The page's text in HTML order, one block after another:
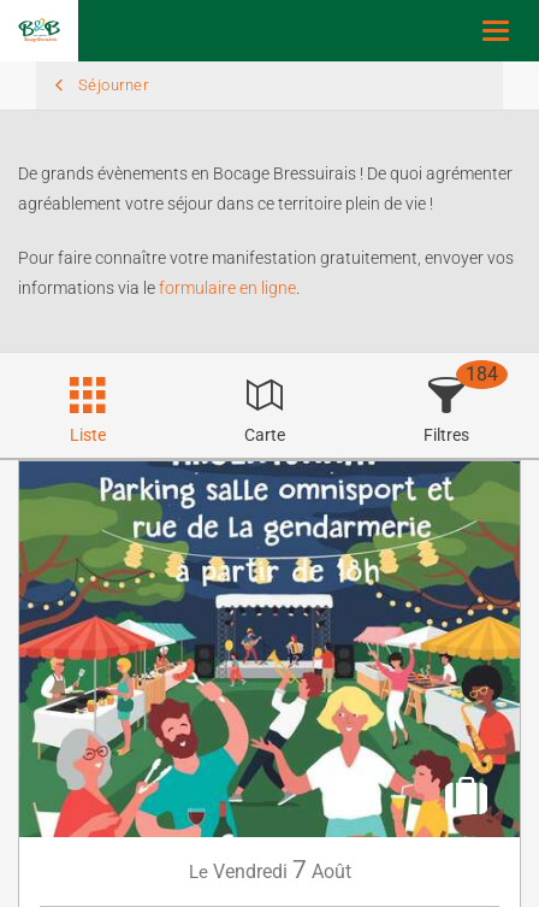
Séjourner
De grands évènements en Bocage Bressuirais ! De quoi agrémenter
agréablement votre séjour dans ce territoire plein de vie !
Pour faire connaître votre manifestation gratuitement, envoyer vos
informations via leformulaire en ligne
Liste Carte Filtres
184
Le Vendredi 7 Août